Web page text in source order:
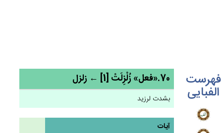
فهرست
الفبایی
70.«فعل» زُلْزِلَت‌ْ [1] ← زلزل
بشدت لرزید
آیات